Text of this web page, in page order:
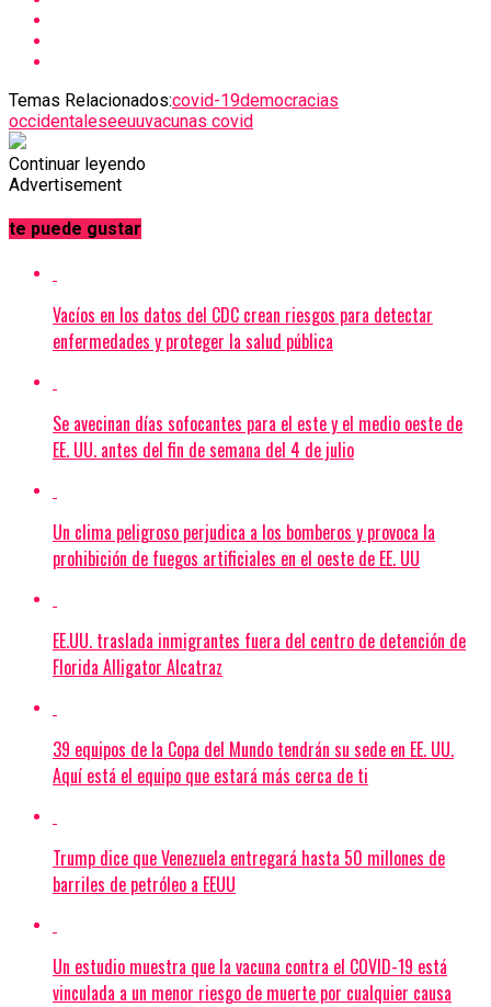
Temas Relacionados:covid-19democracias
occidentaleseeuuvacunas covid
Continuar leyendo
Advertisement
te puede gustar
Vacíos en los datos del CDC crean riesgos para detectar
enfermedades y proteger la salud pública
Se avecinan días sofocantes para el este y el medio oeste de
EE. UU. antes del fin de semana del 4 de julio
Un clima peligroso perjudica a los bomberos y provoca la
prohibición de fuegos artificiales en el oeste de EE. UU
EE.UU. traslada inmigrantes fuera del centro de detención de
Florida Alligator Alcatraz
39 equipos de la Copa del Mundo tendrán su sede en EE. UU.
Aquí está el equipo que estará más cerca de ti
Trump dice que Venezuela entregará hasta 50 millones de
barriles de petróleo a EEUU
Un estudio muestra que la vacuna contra el COVID-19 está
vinculada a un menor riesgo de muerte por cualquier causa